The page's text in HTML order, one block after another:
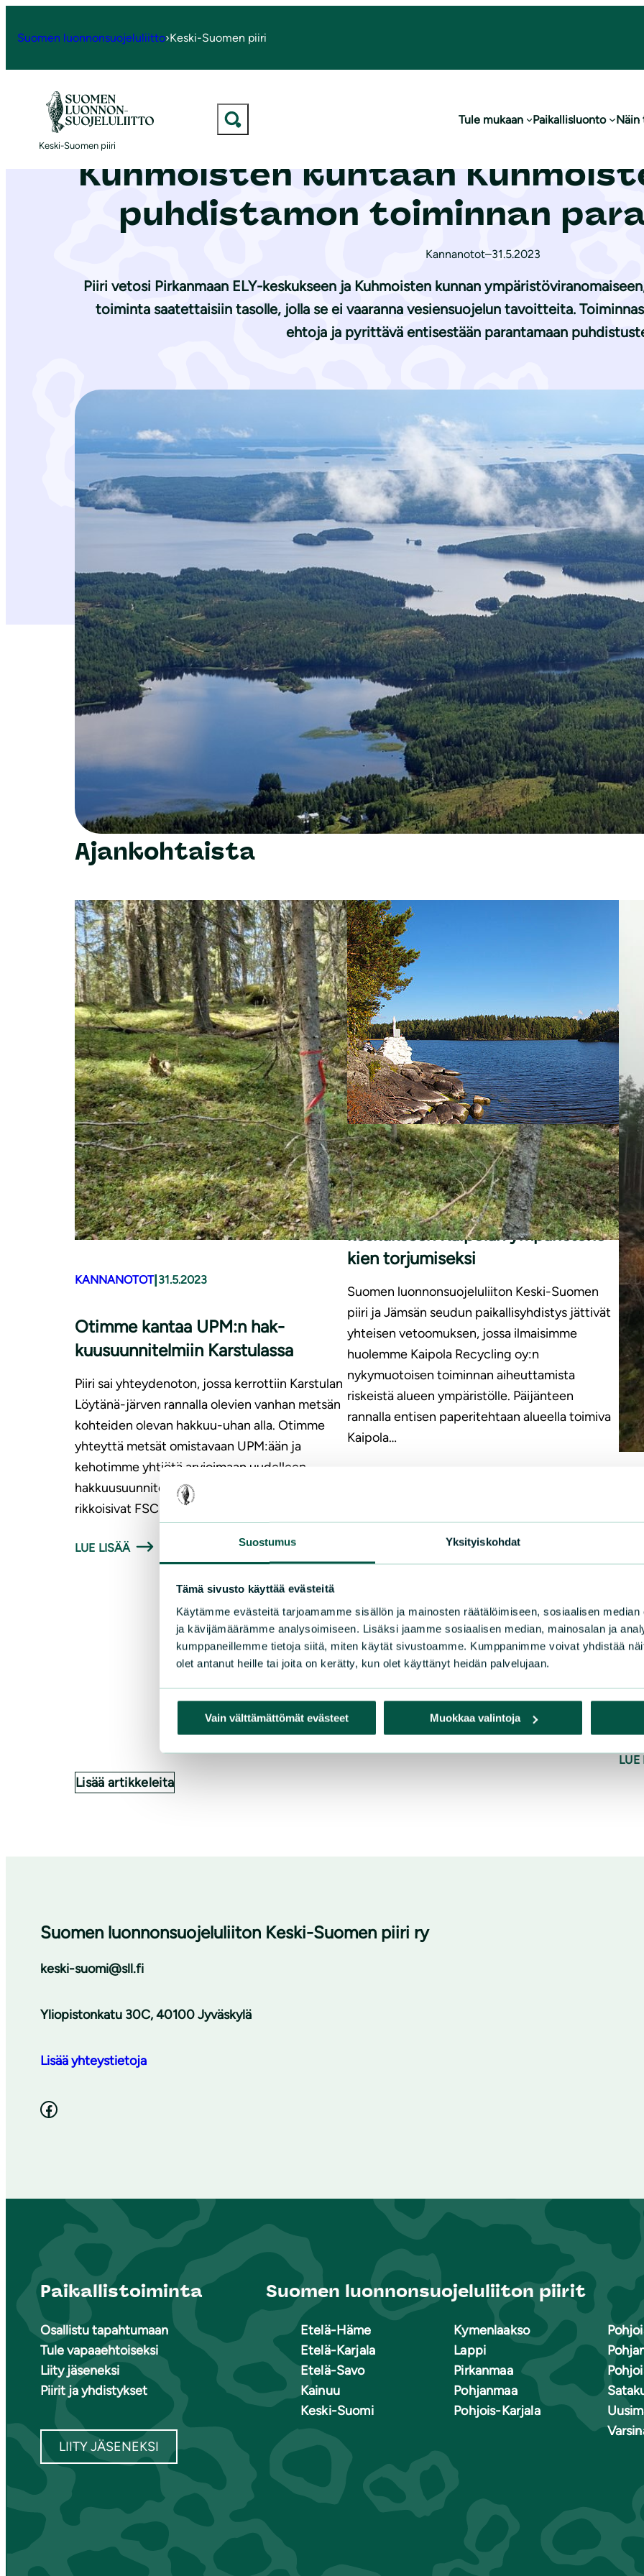
Suostumus Yksityiskohdat
Tämä sivusto käyttää evästeitä
Käytämme evästeitä tarjoamamme sisällön ja mainosten räätälöimiseen, sosiaalisen
ja kävijämäärämme analysoimiseen. Lisäksi jaamme sosiaalisen median, mainosalan ja
kumppaneillemme tietoja siitä, miten käytät sivustoamme. Kumppanimme voivat yhdistää
olet antanut heille tai joita on kerätty, kun olet käyttänyt heidän palvelujaan.
Vain välttämättömät evästeet Muokkaa valintoja
Suomen luonnonsuojeluliitto›Keski-Suomen piiri
Keski-Suomen piiri
Tule mukaan Paikallisluonto Näin
Ajankohtaista Vetosimme Pirkanmaan ELY-keskukseen ja Kuhmoisten kuntaan Kuhmoisten jä­te­ve­den­puh­dis­ta­mon toiminnan parantamiseksi
Vetosimme Pirkanmaan ELY-
Kuhmoisten kuntaan
puh­dis­ta­mon toiminnan
Kannanotot–31.5.2023
Piiri vetosi Pirkanmaan ELY-keskukseen ja Kuhmoisten kunnan
toiminta saatettaisiin tasolle, jolla se ei vaaranna vesiensuojelun tavoitteita.
ehtoja ja pyrittävä entisestään parantamaan
Piiri vetosi Pirkanmaan ELY-keskukseen ja Kuhmoisten kunnan ympäristöviranomaiseen, jotta
saatettaisiin tasolle, jolla se ei vaaranna vesiensuojelun tavoitteita. Toiminnassa on noudatettava
parantamaan puhdistustehoa muun muassa ilmastonmuutoksen rehevöittävien vaikutusten
yhdistyksen alueeseen, vaikka kunta siirtyikin vuoden 2022 alusta osaksi Pirkanmaan maakuntaa.
Ajankohtaista
KANNANOTOT| 31.5.2023
Otimme kantaa UPM:n hak­
kuusuun­ni­tel­miin Karstulassa
Piiri sai yhteydenoton, jossa kerrottiin Karstulan
Löytänä-järven rannalla olevien vanhan metsän
kohteiden olevan hakkuu-uhan alla. Otimme
yhteyttä metsät omistavaan UPM:ään ja
kehotimme yhtiötä arvioimaan uudelleen
hakkuusuunnitelmansa, jotka luultavimmin
rikkoisivat FSC-sertifikaatin…
LUE LISÄÄ
KANNANOTOT|12.4.2023
Vetosimme Keski-Suomen ELY-
keskukseen Kaipolan ym­pä­ris­tö­ris­
kien torjumiseksi
Suomen luonnonsuojeluliiton Keski-Suomen
piiri ja Jämsän seudun paikallisyhdistys jättivät
yhteisen vetoomuksen, jossa ilmaisimme
huolemme Kaipola Recycling oy:n
nykymuotoisen toiminnan aiheuttamista
riskeistä alueen ympäristölle. Päijänteen
rannalla entisen paperitehtaan alueella toimiva
Kaipola…
LUE
Lisää artikkeleita
Suomen luonnonsuojeluliiton Keski-Suomen piiri ry
keski-suomi@sll.fi
Yliopistonkatu 30C, 40100 Jyväskylä
Lisää yhteystietoja
Facebook
Paikallistoiminta
Osallistu tapahtumaan
Tule vapaaehtoiseksi
Liity jäseneksi
Piirit ja yhdistykset
LIITY JÄSENEKSI
Suomen luonnonsuojeluliiton piirit
Etelä-Häme
Etelä-Karjala
Etelä-Savo
Kainuu
Keski-Suomi
Kymenlaakso
Lappi
Pirkanmaa
Pohjanmaa
Pohjois-Karjala